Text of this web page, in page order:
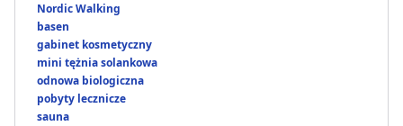
Nordic Walking
basen
gabinet kosmetyczny
mini tężnia solankowa
odnowa biologiczna
pobyty lecznicze
sauna